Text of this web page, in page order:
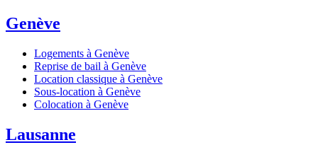
Genève
Logements à Genève
Reprise de bail à Genève
Location classique à Genève
Sous-location à Genève
Colocation à Genève
Lausanne